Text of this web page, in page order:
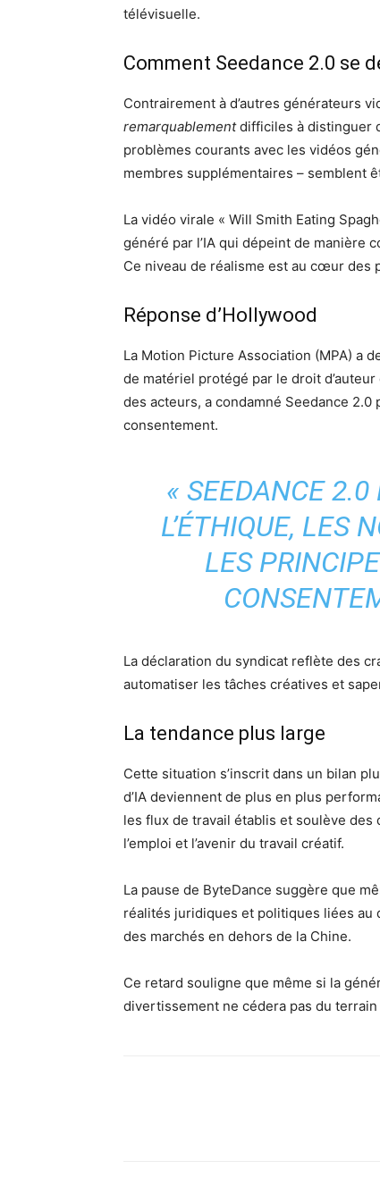
télévisuelle.
Comment Seedance 2.0 se
Contrairement à d’autres générateurs
remarquablementdifficiles à distinguer
problèmes courants avec les vidéos
membres supplémentaires – semblent
La vidéo virale « Will Smith Eating
généré par l’IA qui dépeint de manière
Ce niveau de réalisme est au cœur des
Réponse d’Hollywood
La Motion Picture Association (MPA) a
de matériel protégé par le droit
des acteurs, a condamné Seedance
consentement.
« SEEDANCE 2.0
L’ÉTHIQUE, LES
LES
La déclaration du syndicat reflète des
automatiser les tâches créatives et
La tendance plus large
Cette situation s’inscrit dans un bilan
d’IA deviennent de plus en plus
les flux de travail établis et soulève
l’emploi et l’avenir du travail créatif.
La pause de ByteDance suggère que
réalités juridiques et politiques liées au
des marchés en dehors de la Chine.
Ce retard souligne que même si la
divertissement ne cédera pas du